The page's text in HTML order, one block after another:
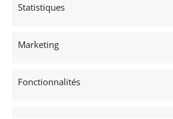
Statistiques
Marketing
Fonctionnalités
Championship